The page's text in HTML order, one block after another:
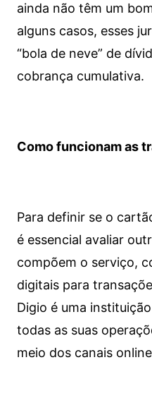
ainda não têm um
alguns casos, esses
“bola de neve” de
cobrança cumulativa.
Como funcionam as
Para definir se o
é essencial avaliar
compõem o serviço,
digitais para
Digio é uma
todas as suas
meio dos canais